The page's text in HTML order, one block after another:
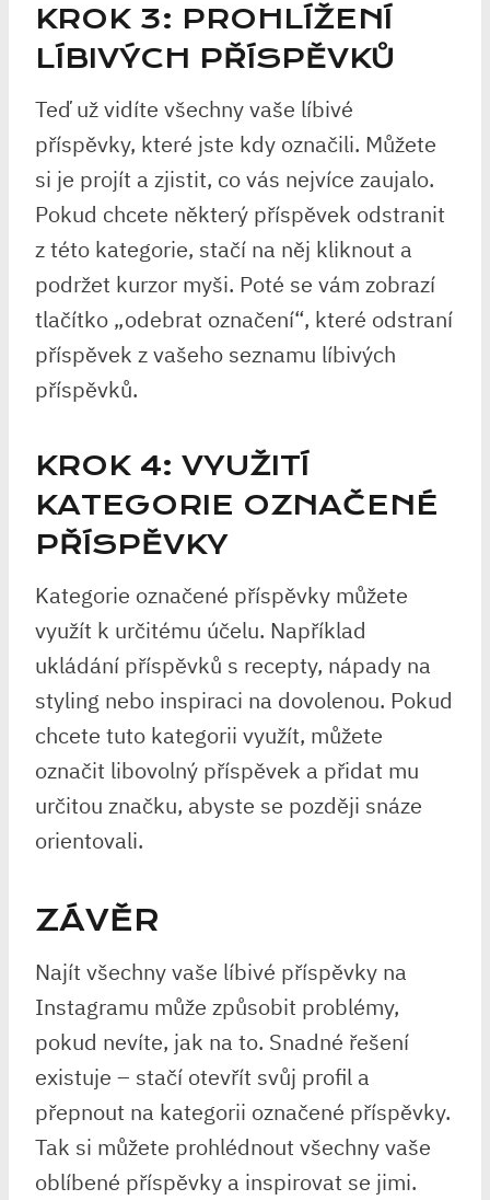
KROK 3: PROHLÍŽENÍ
LÍBIVÝCH PŘÍSPĚVKŮ
Teď už vidíte všechny vaše líbivé
příspěvky, které jste kdy označili. Můžete
si je projít a zjistit, co vás nejvíce zaujalo.
Pokud chcete některý příspěvek odstranit
z této kategorie, stačí na něj kliknout a
podržet kurzor myši. Poté se vám zobrazí
tlačítko „odebrat označení“, které odstraní
příspěvek z vašeho seznamu líbivých
příspěvků.
KROK 4: VYUŽITÍ
KATEGORIE OZNAČENÉ
PŘÍSPĚVKY
Kategorie označené příspěvky můžete
využít k určitému účelu. Například
ukládání příspěvků s recepty, nápady na
styling nebo inspiraci na dovolenou. Pokud
chcete tuto kategorii využít, můžete
označit libovolný příspěvek a přidat mu
určitou značku, abyste se později snáze
orientovali.
ZÁVĚR
Najít všechny vaše líbivé příspěvky na
Instagramu může způsobit problémy,
pokud nevíte, jak na to. Snadné řešení
existuje – stačí otevřít svůj profil a
přepnout na kategorii označené příspěvky.
Tak si můžete prohlédnout všechny vaše
oblíbené příspěvky a inspirovat se jimi.